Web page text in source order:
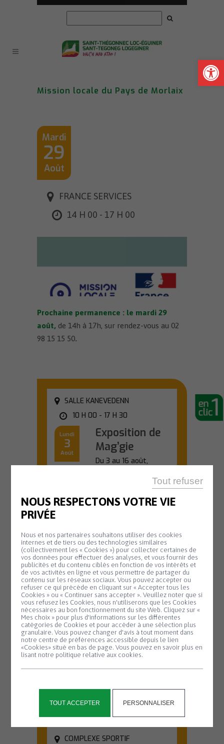
Panneau de gestion des cookies
NOUS RESPECTONS VOTRE VIE
PRIVÉE
Nous et nos partenaires souhaitons utiliser des cookies
internes et de tiers ou des technologies similaires
(collectivement les « Cookies ») pour collecter certaines de
vos données pour effectuer des analyses, et vous fournir des
publicités et du contenu ciblés en fonction de vos intérêts et
de vos activités en ligne et vous permettre de partager du
contenu sur les réseaux sociaux. Vous pouvez accepter ou
refuser ce qui précède en cliquant sur « Accepter tous les
Cookies » ou « Continuer sans accepter ». Veuillez noter que si
vous refusez les Cookies, nous n'utiliserons que les Cookies
nécessaires au bon fonctionnement du site Web. Cliquez sur «
Mes choix » pour plus d'informations sur les différentes
catégories de Cookies et pour accéder à une sélection plus
granulaire. Vous pouvez changer d'avis à tout moment dans
notre centre de préférences accessible depuis le lien
«Cookies» situé en bas de page. Vous pouvez en savoir plus en
lisant notre politique relative aux cookies.
TOUT ACCEPTER
Tout refuser
PERSONNALISER
Ouvrir
Mission locale du Pays de Morlaix
Mardi
29
Août
FRANCE SERVICES
14 H 00 - 17 H 00
Prochaine permanence : le mardi 29
août, de 14h à 17h, sur rendez-vous au 02
98 15 15 50.
SALLE KANEVEDENN
10 H 00 - 17 H 30
Lundi
3
Août
Exposition de
Mag’gie
Du 3 au 16 août,
l'univers créatif de...
En savoir plus
OFFICE DE TOURISME
20 H 45
Mardi
11
Août
Animation
biodiversité –
Nuit de la
chauve-souris
#2
Partez à la
découverte des
En savoir plus
COMPLEXE SPORTIF